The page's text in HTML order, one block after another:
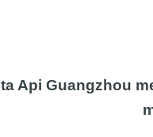
Api Guangzhou